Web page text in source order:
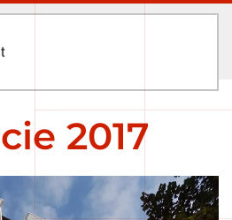
2017